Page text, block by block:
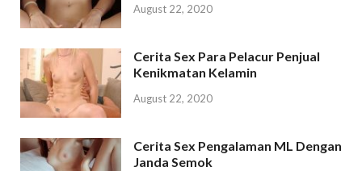
August 22, 2020
Cerita Sex Para Pelacur Penjual
Kenikmatan Kelamin
August 22, 2020
Cerita Sex Pengalaman ML Dengan
Janda Semok